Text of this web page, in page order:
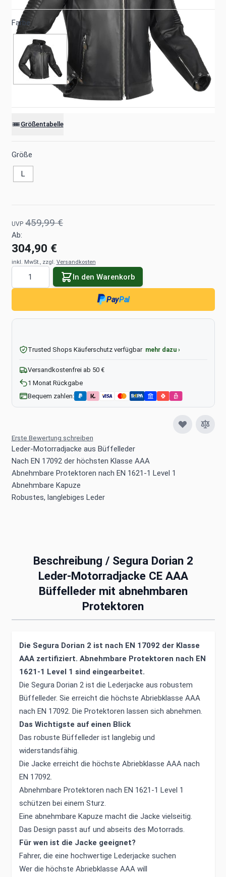
Erste Bewertung schreiben
Leder-Motorradjacke aus Büffelleder
Nach EN 17092 der höchsten Klasse AAA
Abnehmbare Protektoren nach EN 1621-1 Level 1
Abnehmbare Kapuze
Robustes, langlebiges Leder
Farbe
Größentabelle
Größe
L
UVP 459,99 €
Ab:
304,90 €
inkl. MwSt., zzgl. Versandkosten
In den Warenkorb
PayPal
Trusted Shops Käuferschutz verfügbar mehr dazu ›
Versandkostenfrei ab 50 €
1 Monat Rückgabe
Bequem zahlen:
Beschreibung / Segura Dorian 2
Leder-Motorradjacke CE AAA
Büffelleder mit abnehmbaren
Protektoren
Die Segura Dorian 2 ist nach EN 17092 der Klasse
AAA zertifiziert. Abnehmbare Protektoren nach EN
1621-1 Level 1 sind eingearbeitet.
Die Segura Dorian 2 ist die Lederjacke aus robustem
Büffelleder. Sie erreicht die höchste Abriebklasse AAA
nach EN 17092. Die Protektoren lassen sich abnehmen.
Das Wichtigste auf einen Blick
Das robuste Büffelleder ist langlebig und
widerstandsfähig.
Die Jacke erreicht die höchste Abriebklasse AAA nach
EN 17092.
Abnehmbare Protektoren nach EN 1621-1 Level 1
schützen bei einem Sturz.
Eine abnehmbare Kapuze macht die Jacke vielseitig.
Das Design passt auf und abseits des Motorrads.
Für wen ist die Jacke geeignet?
Fahrer, die eine hochwertige Lederjacke suchen
Wer die höchste Abriebklasse AAA will